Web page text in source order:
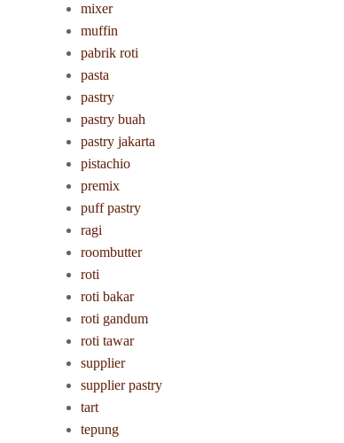
mixer
muffin
pabrik roti
pasta
pastry
pastry buah
pastry jakarta
pistachio
premix
puff pastry
ragi
roombutter
roti
roti bakar
roti gandum
roti tawar
supplier
supplier pastry
tart
tepung